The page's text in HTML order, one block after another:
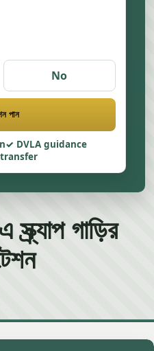
No
পান
DVLA guidance
গাড়ির